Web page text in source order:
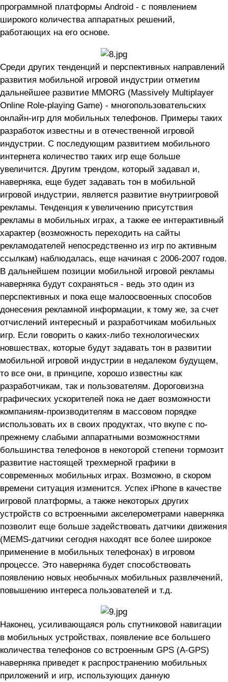
программной платформы Android - с появлением
широкого количества аппаратных решений,
работающих на его основе.
Среди других тенденций и перспективных направлений
развития мобильной игровой индустрии отметим
дальнейшее развитие MMORG (Massively Multiplayer
Online Role-playing Game) - многопользовательских
онлайн-игр для мобильных телефонов. Примеры таких
разработок известны и в отечественной игровой
индустрии. С последующим развитием мобильного
интернета количество таких игр еще больше
увеличится. Другим трендом, который задавал и,
наверняка, еще будет задавать тон в мобильной
игровой индустрии, является развитие внутриигровой
рекламы. Тенденция к увеличению присутствия
рекламы в мобильных играх, а также ее интерактивный
характер (возможность переходить на сайты
рекламодателей непосредственно из игр по активным
ссылкам) наблюдалась, еще начиная с 2006-2007 годов.
В дальнейшем позиции мобильной игровой рекламы
наверняка будут сохраняться - ведь это один из
перспективных и пока еще малоосвоенных способов
донесения рекламной информации, к тому же, за счет
отчислений интересный и разработчикам мобильных
игр. Если говорить о каких-либо технологических
новшествах, которые будут задавать тон в развитии
мобильной игровой индустрии в недалеком будущем,
то все они, в принципе, хорошо известны как
разработчикам, так и пользователям. Дороговизна
графических ускорителей пока не дает возможности
компаниям-производителям в массовом порядке
использовать их в своих продуктах, что вкупе с по-
прежнему слабыми аппаратными возможностями
большинства телефонов в некоторой степени тормозит
развитие настоящей трехмерной графики в
современных мобильных играх. Возможно, в скором
времени ситуация изменится. Успех iPhone в качестве
игровой платформы, а также некоторых других
устройств со встроенными акселерометрами наверняка
позволит еще больше задействовать датчики движения
(MEMS-датчики сегодня находят все более широкое
применение в мобильных телефонах) в игровом
процессе. Это наверняка будет способствовать
появлению новых необычных мобильных развлечений,
повышению интереса пользователей и т.д.
Наконец, усиливающаяся роль спутниковой навигации
в мобильных устройствах, появление все большего
количества телефонов со встроенным GPS (A-GPS)
наверняка приведет к распространению мобильных
приложений и игр, использующих данную